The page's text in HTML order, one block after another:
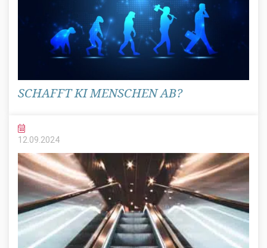
SCHAFFT KI MENSCHEN AB?
12.09.2024